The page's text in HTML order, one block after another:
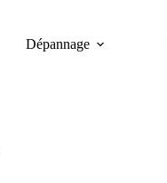
Dépannage